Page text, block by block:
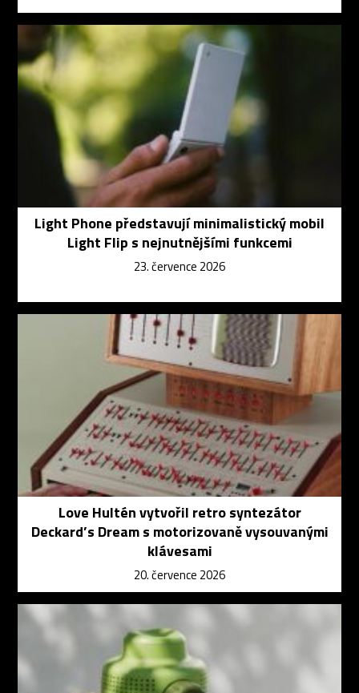
Light Phone představují minimalistický mobil
Light Flip s nejnutnějšími funkcemi
23. července 2026
Love Hultén vytvořil retro syntezátor
Deckard’s Dream s motorizovaně vysouvanými
klávesami
20. července 2026